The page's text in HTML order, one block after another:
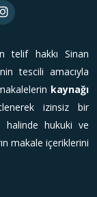
telif hakkı Sinan
tescili amacıyla
kaynağı
izinsiz bir
halinde hukuki ve
makale içeriklerini